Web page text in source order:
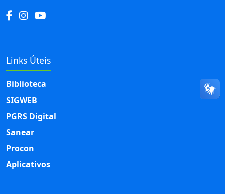
Links Úteis
Biblioteca
SIGWEB
PGRS Digital
Sanear
Procon
Aplicativos